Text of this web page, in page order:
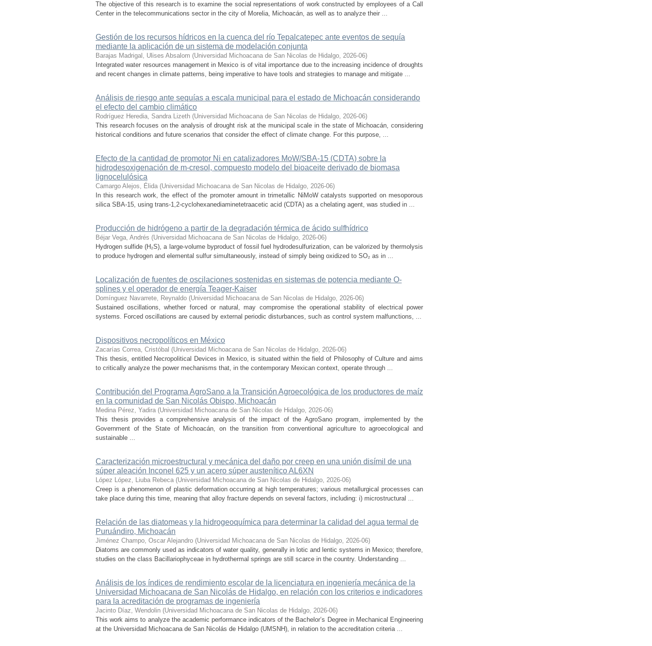
The objective of this research is to examine the social representations of work constructed by employees of a Call
Center in the telecommunications sector in the city of Morelia, Michoacán, as well as to analyze their ...
Gestión de los recursos hídricos en la cuenca del río Tepalcatepec ante eventos de sequía
mediante la aplicación de un sistema de modelación conjunta
Barajas Madrigal, Ulises Absalom (Universidad Michoacana de San Nicolas de Hidalgo, 2026-06)
Integrated water resources management in Mexico is of vital importance due to the increasing incidence of droughts
and recent changes in climate patterns, being imperative to have tools and strategies to manage and mitigate ...
Análisis de riesgo ante sequías a escala municipal para el estado de Michoacán considerando
el efecto del cambio climático
Rodríguez Heredia, Sandra Lizeth (Universidad Michoacana de San Nicolas de Hidalgo, 2026-06)
This research focuses on the analysis of drought risk at the municipal scale in the state of Michoacán, considering
historical conditions and future scenarios that consider the effect of climate change. For this purpose, ...
Efecto de la cantidad de promotor Ni en catalizadores MoW/SBA-15 (CDTA) sobre la
hidrodesoxigenación de m-cresol, compuesto modelo del bioaceite derivado de biomasa
lignocelulósica
Camargo Alejos, Élida (Universidad Michoacana de San Nicolas de Hidalgo, 2026-06)
In this research work, the effect of the promoter amount in trimetallic NiMoW catalysts supported on mesoporous
silica SBA-15, using trans-1,2-cyclohexanediaminetetraacetic acid (CDTA) as a chelating agent, was studied in ...
Producción de hidrógeno a partir de la degradación térmica de ácido sulfhídrico
Béjar Vega, Andrés (Universidad Michoacana de San Nicolas de Hidalgo, 2026-06)
Hydrogen sulfide (H₂S), a large-volume byproduct of fossil fuel hydrodesulfurization, can be valorized by thermolysis
to produce hydrogen and elemental sulfur simultaneously, instead of simply being oxidized to SO₂ as in ...
Localización de fuentes de oscilaciones sostenidas en sistemas de potencia mediante O-
splines y el operador de energía Teager-Kaiser
Domínguez Navarrete, Reynaldo (Universidad Michoacana de San Nicolas de Hidalgo, 2026-06)
Sustained oscillations, whether forced or natural, may compromise the operational stability of electrical power
systems. Forced oscillations are caused by external periodic disturbances, such as control system malfunctions, ...
Dispositivos necropolíticos en México
Zacarías Correa, Cristóbal (Universidad Michoacana de San Nicolas de Hidalgo, 2026-06)
This thesis, entitled Necropolitical Devices in Mexico, is situated within the field of Philosophy of Culture and aims
to critically analyze the power mechanisms that, in the contemporary Mexican context, operate through ...
Contribución del Programa AgroSano a la Transición Agroecológica de los productores de maíz
en la comunidad de San Nicolás Obispo, Michoacán
Medina Pérez, Yadira (Universidad Michoacana de San Nicolas de Hidalgo, 2026-06)
This thesis provides a comprehensive analysis of the impact of the AgroSano program, implemented by the
Government of the State of Michoacán, on the transition from conventional agriculture to agroecological and
sustainable ...
Caracterización microestructural y mecánica del daño por creep en una unión disímil de una
súper aleación Inconel 625 y un acero súper austenítico AL6XN
López López, Liuba Rebeca (Universidad Michoacana de San Nicolas de Hidalgo, 2026-06)
Creep is a phenomenon of plastic deformation occurring at high temperatures; various metallurgical processes can
take place during this time, meaning that alloy fracture depends on several factors, including: i) microstructural ...
Relación de las diatomeas y la hidrogeoquímica para determinar la calidad del agua termal de
Puruándiro, Michoacán
Jiménez Champo, Oscar Alejandro (Universidad Michoacana de San Nicolas de Hidalgo, 2026-06)
Diatoms are commonly used as indicators of water quality, generally in lotic and lentic systems in Mexico; therefore,
studies on the class Bacillariophyceae in hydrothermal springs are still scarce in the country. Understanding ...
Análisis de los índices de rendimiento escolar de la licenciatura en ingeniería mecánica de la
Universidad Michoacana de San Nicolás de Hidalgo, en relación con los criterios e indicadores
para la acreditación de programas de ingeniería
Jacinto Díaz, Wendolin (Universidad Michoacana de San Nicolas de Hidalgo, 2026-06)
This work aims to analyze the academic performance indicators of the Bachelor’s Degree in Mechanical Engineering
at the Universidad Michoacana de San Nicolás de Hidalgo (UMSNH), in relation to the accreditation criteria ...